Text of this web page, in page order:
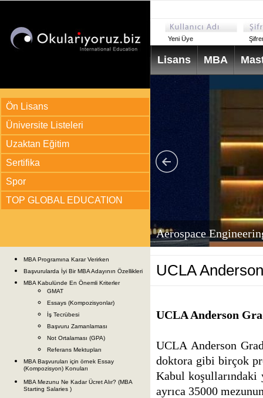
Ön Lisans
Üniversite Listeleri
Uzaktan Eğitim
Sertifika
Spor
TOP GLOBAL EDUCATION
MBA Programına Karar Verirken
Başvurularda İyi Bir MBA Adayının Özellikleri
MBA Kabulünde En Önemli Kriterler
GMAT
Essays (Kompozisyonlar)
İş Tecrübesi
Başvuru Zamanlaması
Not Ortalaması (GPA)
Referans Mektupları
MBA Başvuruları için örnek Essay
(Kompozisyon) Konuları
MBA Mezunu Ne Kadar Ücret Alır? (MBA
Starting Salaries )
Yeni Üye
Lisans MBA
Aerospace
UCLA
UCLA Anderson
UCLA Anderson
doktora gibi birçok
Kabul
ayrıca 35000